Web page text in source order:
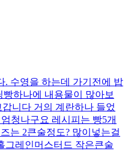
. 수영을 하는데 가기전에 밥
하나에 내용물이 많아보
니다 거의 계란하나 들었
청나구요 레시피는 빵5개
는 2큰술정도? 많이넣는걸
그레인머스터드 작은큰술